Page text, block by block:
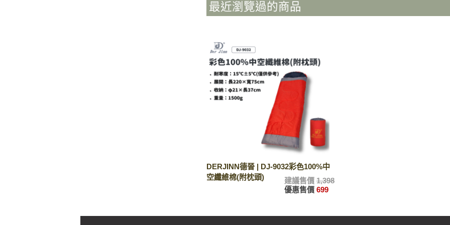
最近瀏覽過的商品
DERJINN德晉 | DJ-9032彩色100%中
空纖維棉(附枕頭)
建議售價 1,398
優惠售價 699